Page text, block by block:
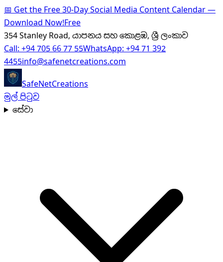
📅Get the Free 30-Day Social Media Content Calendar —
Download Now!Free
354 Stanley Road, යාපනය සහ කොළඹ, ශ්‍රී ලංකාව
Call:+94 705 66 77 55WhatsApp:+94 71 392
4455info@safenetcreations.com
SafeNetCreations
මුල් පිටුව
සේවා